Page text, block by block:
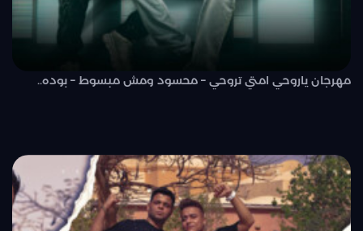
مهرجان ياروحي امتي تروحي – محسود ومش مبسوط – بوده..